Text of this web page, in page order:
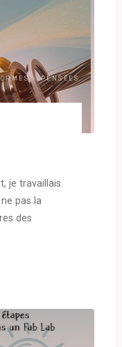
/
PENSÉES
je travaillais
pas la
des